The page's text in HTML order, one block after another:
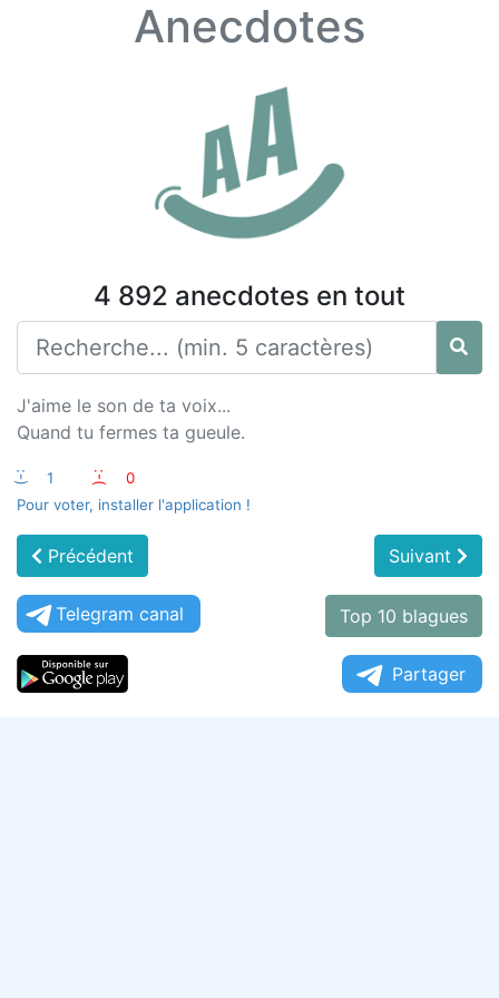
Anecdotes
4 892 anecdotes en tout
J'aime le son de ta voix...
Quand tu fermes ta gueule.
:-) 1 :-(
0
Pour voter, installer l'application !
Précédent Suivant
Telegram canal Top 10 blagues
Partager